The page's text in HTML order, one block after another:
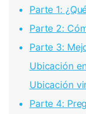
Parte 1:
Parte 2:
Parte 3:
Ubicación
Ubicación
Parte 4: